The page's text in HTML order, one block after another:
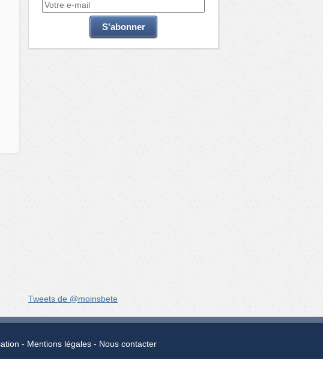
Tweets de @moinsbete
Mentions légales Nous contacter